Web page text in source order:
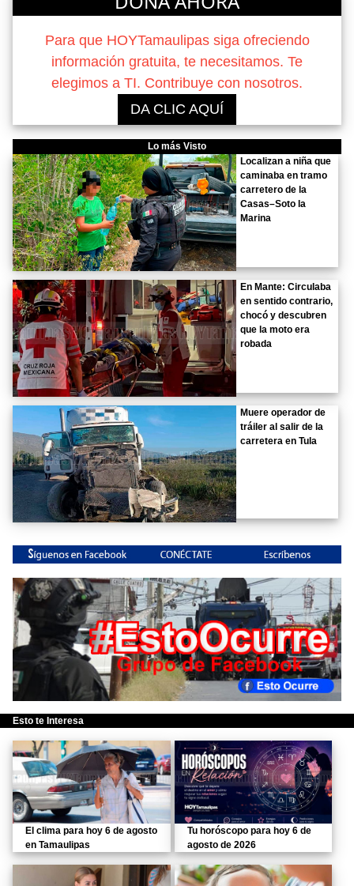
Para que HOYTamaulipas siga ofreciendo
información gratuita, te necesitamos. Te
elegimos a TI. Contribuye con nosotros.
DA CLIC AQUÍ
Lo más Visto
Localizan a niña que
caminaba en tramo
carretero de la
Casas–Soto la
Marina
En Mante: Circulaba
en sentido contrario,
chocó y descubren
que la moto era
robada
Muere operador de
tráiler al salir de la
carretera en Tula
Esto te Interesa
El clima para hoy 6 de agosto
en Tamaulipas
Tu horóscopo para hoy 6 de
agosto de 2026